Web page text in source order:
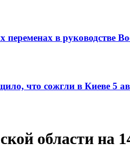
переменах в руководстве
что сожгли в Киеве 5
области на